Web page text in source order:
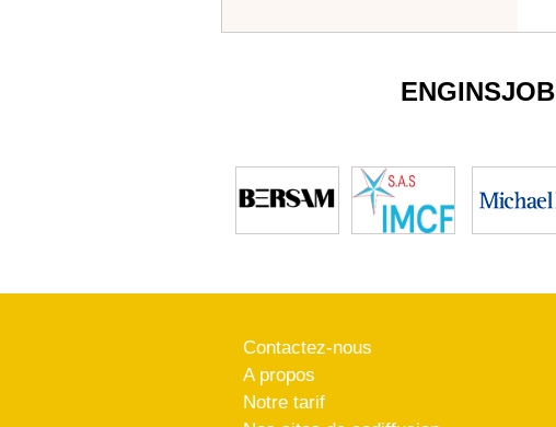
ENGINSJOB
Contactez-nous
A propos
Notre tarif